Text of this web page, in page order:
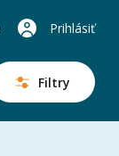
Filtry
Prihlásiť